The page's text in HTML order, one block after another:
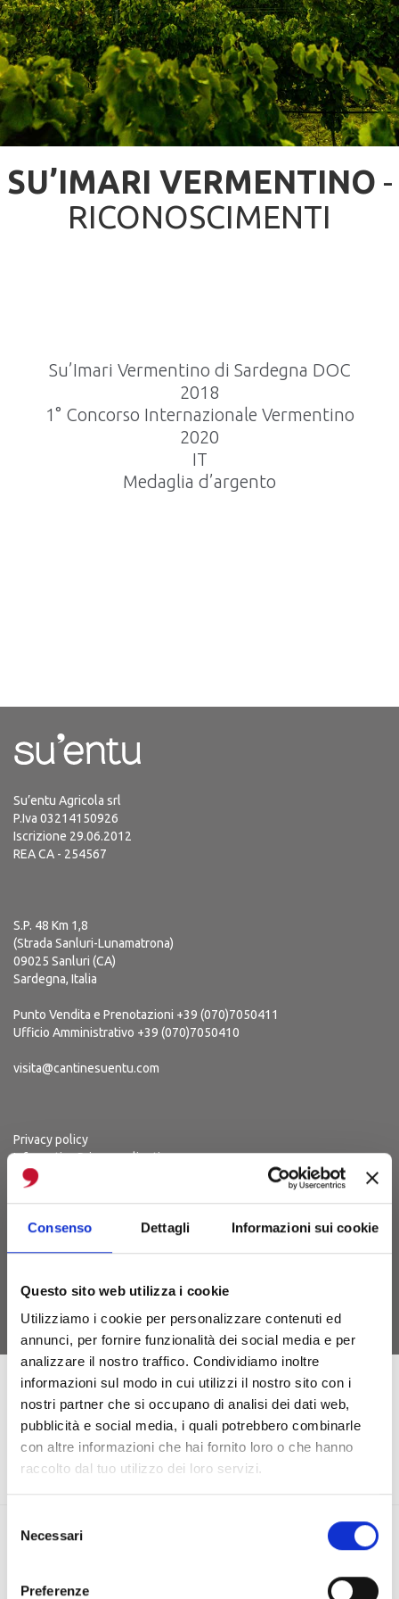
Consenso Dettagli Informazioni sui cookie
Questo sito web utilizza i cookie
Utilizziamo i cookie per personalizzare contenuti ed
annunci, per fornire funzionalità dei social media e per
analizzare il nostro traffico. Condividiamo inoltre
informazioni sul modo in cui utilizzi il nostro sito con i
nostri partner che si occupano di analisi dei dati web,
pubblicità e social media, i quali potrebbero combinarle
con altre informazioni che hai fornito loro o che hanno
raccolto dal tuo utilizzo dei loro servizi.
delNecessari
Preferenze
SU’IMARI VERMENTINO -
RICONOSCIMENTI
Su’Imari Vermentino di Sardegna DOC
2018
1° Concorso Internazionale Vermentino
2020
IT
Medaglia d’argento
Su’entu Agricola srl
P.Iva 03214150926
Iscrizione 29.06.2012
REA CA - 254567
S.P. 48 Km 1,8
(Strada Sanluri-Lunamatrona)
09025 Sanluri (CA)
Sardegna, Italia
Punto Vendita e Prenotazioni +39 (070)7050411
Ufficio Amministrativo +39 (070)7050410
visita@cantinesuentu.com
Privacy policy
Informativa Privacy - clienti
Informativa Privacy - fornitori
Cookie policy
Intervento Finanziato dall’Unione Europea - Next Generation
EU, Missione 4 Componente 2 CUP: J83C21000320007